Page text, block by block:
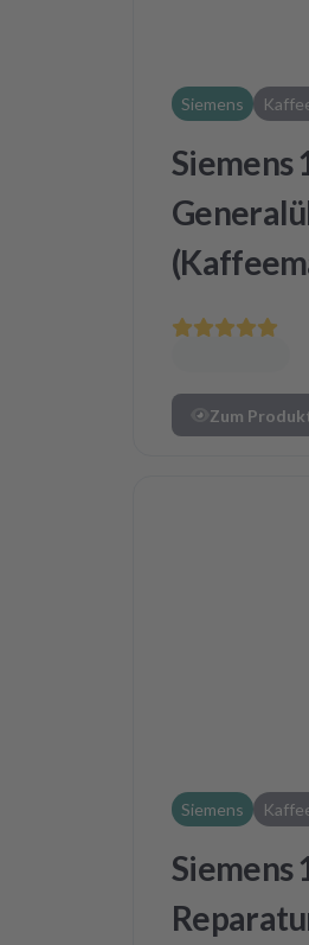
Siemens
Siemens
Zum
Siemens
Siemens